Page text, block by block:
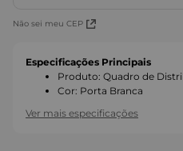
Não sei meu CEP
Especificações Principais
Produto: Quadro de
Cor: Porta Branca
Ver mais especificações